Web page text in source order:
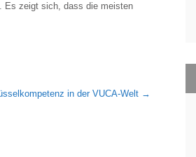
Es zeigt sich, dass die meisten
in der VUCA-Welt →